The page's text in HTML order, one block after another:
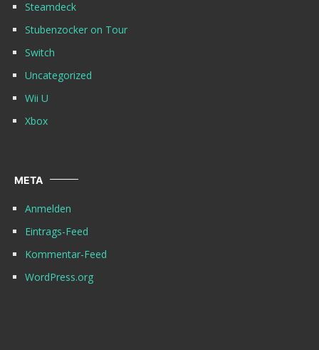
Steamdeck
Stubenzocker on Tour
Switch
Uncategorized
Wii U
Xbox
META
Anmelden
Eintrags-Feed
Kommentar-Feed
WordPress.org